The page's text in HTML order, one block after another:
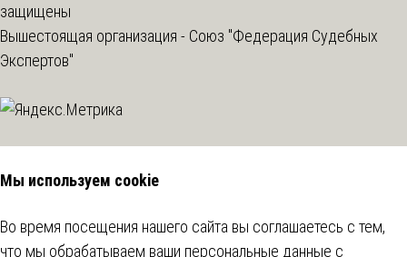
защищены
Вышестоящая организация - Союз "Федерация Судебных
Экспертов"
Мы используем cookie
Во время посещения нашего сайта вы соглашаетесь с тем,
что мы обрабатываем ваши персональные данные с